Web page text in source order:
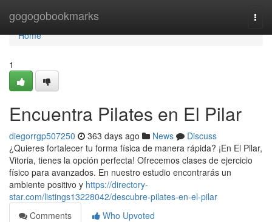
gogogobookmarks
Home
Home
1
Encuentra Pilates en El Pilar
diegorrgp507250 363 days ago News
Discuss
¿Quieres fortalecer tu forma física de manera rápida? ¡En El Pilar,
Vitoria, tienes la opción perfecta! Ofrecemos clases de ejercicio
físico para avanzados. En nuestro estudio encontrarás un
ambiente positivo y https://directory-
star.com/listings13228042/descubre-pilates-en-el-pilar
Comments
Who Upvoted